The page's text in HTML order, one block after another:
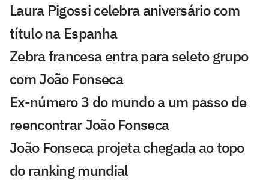
Laura Pigossi celebra aniversário com
título na Espanha
Zebra francesa entra para seleto grupo
com João Fonseca
Ex-número 3 do mundo a um passo de
reencontrar João Fonseca
João Fonseca projeta chegada ao topo
do ranking mundial